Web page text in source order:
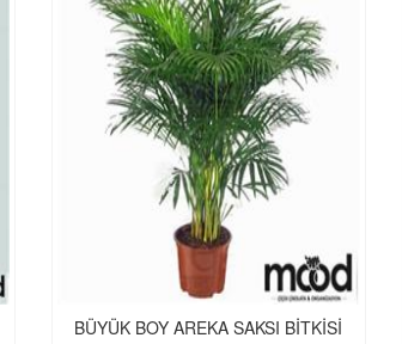
BÜYÜK BOY AREKA SAKSI BİTKİSİ